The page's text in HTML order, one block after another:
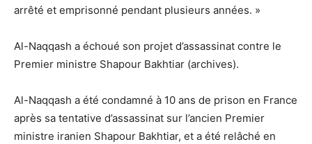
arrêté et emprisonné pendant plusieurs années. »
Al-Naqqash a échoué son projet d’assassinat contre le
Premier ministre Shapour Bakhtiar (archives).
Al-Naqqash a été condamné à 10 ans de prison en France
après sa tentative d’assassinat sur l’ancien Premier
ministre iranien Shapour Bakhtiar, et a été relâché en